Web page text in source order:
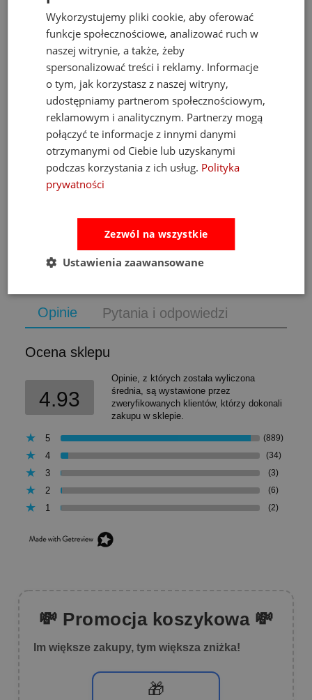
Fat Brain Toys dmuchawa do piłek Air Toobz
do koszyka
Opinie Pytania i odpowiedzi
Ocena sklepu
4.93
Opinie, z których została wyliczona
średnia, są wystawione przez
zweryfikowanych klientów, którzy dokonali
zakupu w sklepie.
5 (889)
4 (34)
3 (3)
2 (6)
1 (2)
💸 Promocja koszykowa 💸
Im większe zakupy, tym większa zniżka!
🎁
Wykorzystujemy pliki cookie, aby oferować
funkcje społecznościowe, analizować ruch w
naszej witrynie, a także, żeby
spersonalizować treści i reklamy. Informacje
o tym, jak korzystasz z naszej witryny,
udostępniamy partnerom społecznościowym,
reklamowym i analitycznym. Partnerzy mogą
połączyć te informacje z innymi danymi
otrzymanymi od Ciebie lub uzyskanymi
podczas korzystania z ich usług. Polityka
prywatności
Zezwól na wszystkie
Ustawienia zaawansowane